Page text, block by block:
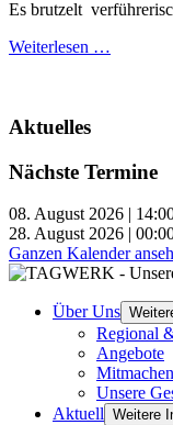
Es brutzelt
Weiterlesen …
Aktuelles
Nächste Termine
08. August 2026 |
28. August 2026 |
Ganzen Kalender
Über Uns
Regional
Angebote
Mitmachen
Unsere
Aktuell Weitere